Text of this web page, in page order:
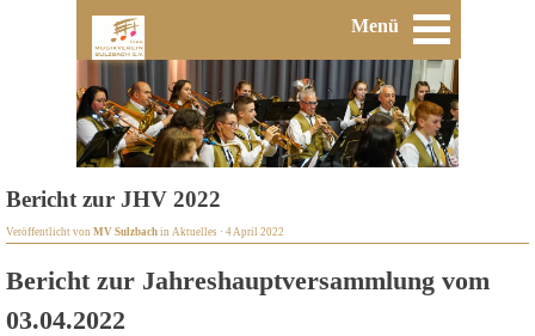
Menü
Bericht zur JHV 2022
Veröffentlicht von MV Sulzbach in Aktuelles · 4 April 2022
Bericht zur Jahreshauptversammlung vom
03.04.2022